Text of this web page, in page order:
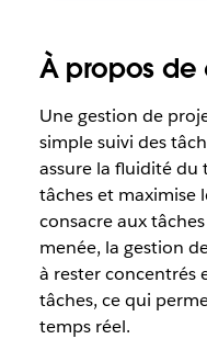
À propos de
Une gestion de
simple suivi des
assure la fluidité du
tâches et maximise
consacre aux
menée, la gestion
à rester concentrés
tâches, ce qui
temps réel.